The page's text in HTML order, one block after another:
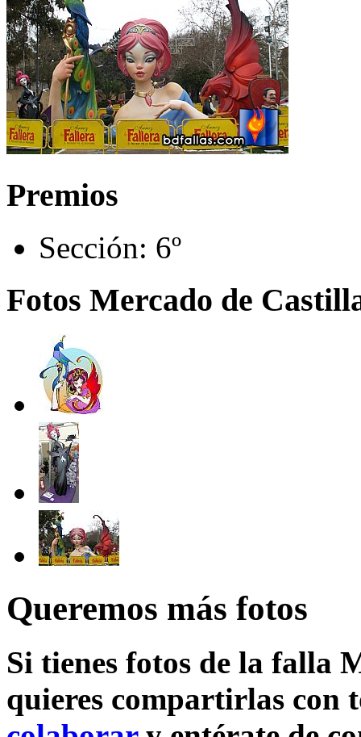
Premios
Sección: 6º
Fotos Mercado de
Queremos más fotos
Si tienes fotos de la falla
quieres compartirlas con